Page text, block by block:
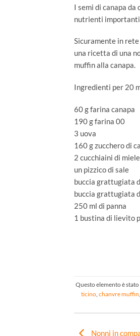
I semi di canapa
nutrienti importanti
Sicuramente in
una ricetta di una
muffin alla canapa.
Ingredienti per 20
60 g farina canapa
190 g farina 00
3 uova
160 g zucchero di
2 cucchiaini di
un pizzico di sale
buccia grattugiata
buccia grattugiata
250 ml di panna
1 bustina di lievito
Questo elemento è
ticino,chanvre muffin
Nonni in